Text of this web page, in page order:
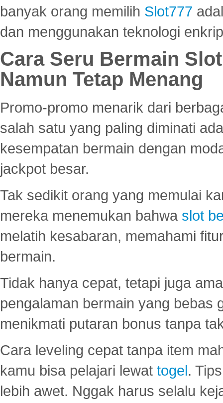
banyak orang memilih Slot777
dan menggunakan teknologi
Cara Seru Bermain
Namun Tetap Menang
Promo-promo menarik dari
salah satu yang paling diminati
kesempatan bermain dengan
jackpot besar.
Tak sedikit orang yang memulai
mereka menemukan bahwa slot
melatih kesabaran, memahami
bermain.
Tidak hanya cepat, tetapi juga
pengalaman bermain yang bebas
menikmati putaran bonus tanpa
Cara leveling cepat tanpa item
kamu bisa pelajari lewat togel.
lebih awet. Nggak harus selalu